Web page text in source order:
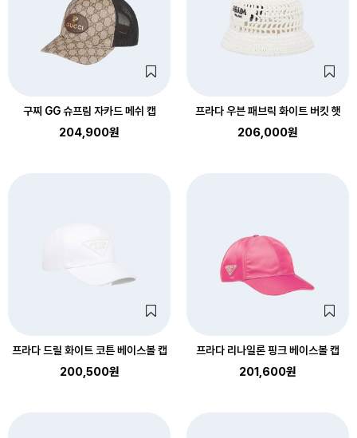
구찌 GG 슈프림 자카드 메쉬 캡
204,900원
프라다 우븐 패브릭 화이트 버킷 햇
206,000원
프라다 드릴 화이트 코튼 베이스볼 캡
200,500원
프라다 리나일론 핑크 베이스볼 캡
201,600원